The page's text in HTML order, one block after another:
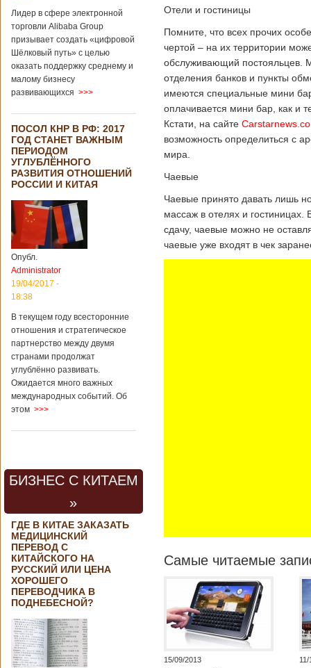
199,3 миллиарда
евро. Как
свидетельствуют
опубликованные
году размер
импорта из Китая
Подробнее...
21/02/2019 - 22:30
Китай и Россия
собираются
разрабатывать
тяжелый
вертолет
В ближайшее
время между
Китаем и Россией
планируется
подписание
контракта на
разработку
вертолета. Такое
заявление сделала
региональной
политике и
международному
сотрудничеству
государственной
корпорации
Кладов
аэрокосмической
выставки Aero
Бангалоре в
Индии. Контракт
между Китаем и
Россией на
разработку,
Подробнее...
Опубликовано
21/02/2019 - 22:26
В Китае найден
древний
крупный
бирюзовый
рудник
Лидер в сфере электронной
торговли Alibaba Group
призывает создать «цифровой
Шёлковый путь» с целью
оказать поддержку среднему и
малому бизнесу
развивающихся >>>
ПОСОЛ КНР В РФ: 2017
ГОД СТАНЕТ ВАЖНЫМ
ПЕРИОДОМ
УГЛУБЛЁННОГО
РАЗВИТИЯ ОТНОШЕНИЙ
РОССИИ И КИТАЯ
Опубл.
Administrator
19/04/2017 -
18:38
В текущем году всесторонние
отношения и стратегическое
партнерство между двумя
странами продолжат
углублённо развивать.
Ожидается много важных
международных событий. Об
этом >>>
БИЗНЕС С КИТАЕМ
»
ГДЕ В КИТАЕ ЗАКАЗАТЬ
МЕДИЦИНСКИЙ
ПЕРЕВОД С
КИТАЙСКОГО НА
РУССКИЙ ИЛИ ЦЕНА
ХОРОШЕГО
ПЕРЕВОДЧИКА В
ПОДНЕБЕСНОЙ?
Отели и гостиницы
Помните, что всех прочих
чертой – на их территории
обслуживающий постояльцев.
отделения банков и пункты
имеются специальные мини
оплачивается мини бар, как и
Кстати, на сайте
возможность определиться с
мира.
Чаевые
Чаевые принято давать лишь
массаж в отелях и гостиницах.
сдачу, чаевые можно не
чаевые уже входят в чек
Самые читаемые
15/09/2013 11/